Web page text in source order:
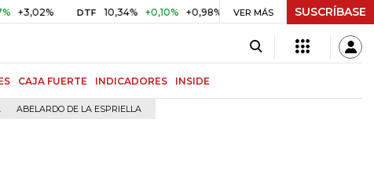
DTF 10,34% +0,10% +0,98% UVR $ 416,96 +$ 0,05 +0,01%
VER MÁS SUSCRÍBASE
CAJA FUERTE INDICADORES INSIDE
ABELARDO DE LA ESPRIELLA